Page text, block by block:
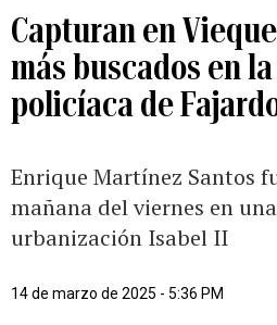
Capturan en
más buscados en
policíaca de
Enrique Martínez Santos
mañana del viernes en
urbanización Isabel II
14 de marzo de 2025 - 5:36 PM